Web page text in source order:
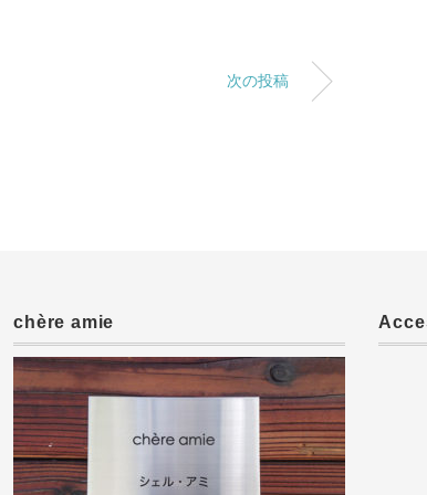
次の投稿
chère amie